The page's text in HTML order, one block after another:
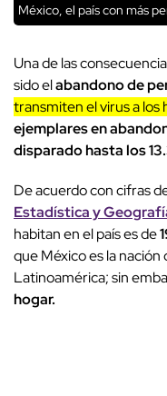
México, el país con más
Una de las
sido elabandono de
transmiten el virus a los
ejemplares en
disparado hasta los
De acuerdo con cifras
Estadística y
habitan en el país es de
que México es la
Latinoamérica; sin
hogar.